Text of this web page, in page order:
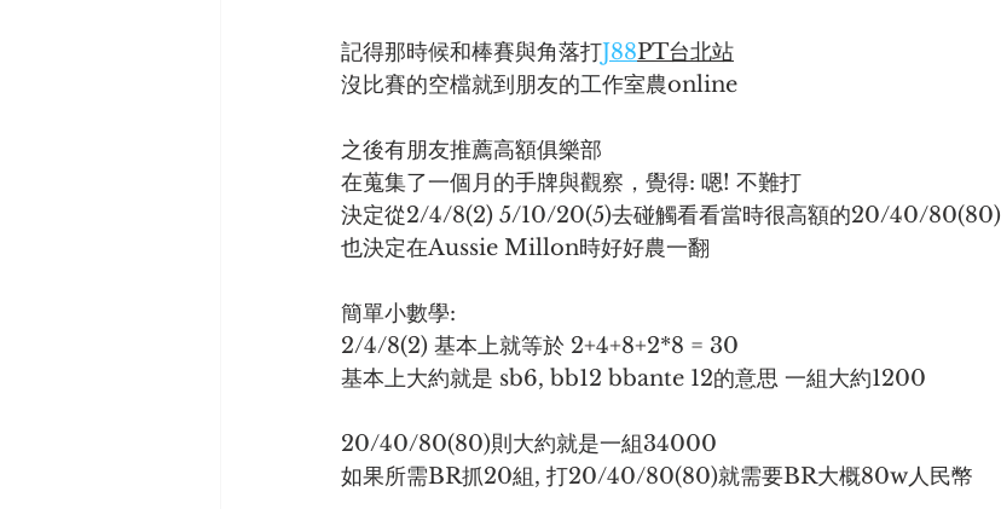
記得那時候和棒賽與角落打J88PT台北站
沒比賽的空檔就到朋友的工作室農online
之後有朋友推薦高額俱樂部
在蒐集了一個月的手牌與觀察，覺得: 嗯! 不難打
決定從2/4/8(2) 5/10/20(5)去碰觸看看當時很高額的20/40/80(80)
也決定在Aussie Millon時好好農一翻
簡單小數學:
2/4/8(2) 基本上就等於 2+4+8+2*8 = 30
基本上大約就是 sb6, bb12 bbante 12的意思 一組大約1200
20/40/80(80)則大約就是一組34000
如果所需BR抓20組, 打20/40/80(80)就需要BR大概80w人民幣